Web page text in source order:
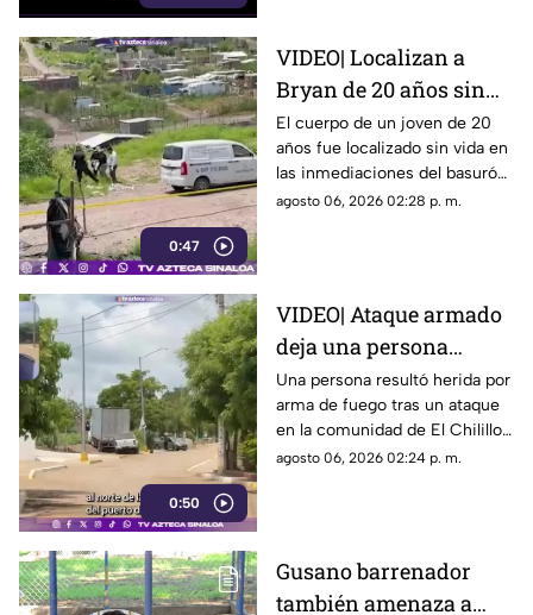
0:47
VIDEO| Localizan a
Bryan de 20 años sin
vida en inmediaciones
del basurón de
Culiacán
El cuerpo de un joven de 20
años fue localizado sin vida en
las inmediaciones del basurón
de Culiacán
agosto 06, 2026 02:28 p. m.
0:50
VIDEO| Ataque armado
deja una persona
herida en la
comunidad de El
Chilillo, en Mazatlán
Una persona resultó herida por
arma de fuego tras un ataque
en la comunidad de El Chilillo,
al norte de Mazatlán.
agosto 06, 2026 02:24 p. m.
Gusano barrenador
también amenaza a